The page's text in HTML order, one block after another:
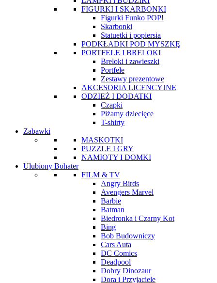
FIGURKI I SKARBONKI
Figurki Funko POP!
Skarbonki
Statuetki i popiersia
PODKŁADKI POD MYSZKĘ
PORTFELE I BRELOKI
Breloki i zawieszki
Portfele
Zestawy prezentowe
AKCESORIA LICENCYJNE
ODZIEŻ I DODATKI
Czapki
Piżamy dziecięce
T-shirty
Zabawki
MASKOTKI
PUZZLE I GRY
NAMIOTY I DOMKI
Ulubiony Bohater
FILM & TV
Angry Birds
Avengers Marvel
Barbie
Batman
Biedronka i Czarny Kot
Bing
Bob Budowniczy
Cars Auta
DC Comics
Deadpool
Dobry Dinozaur
Dora i Przyjaciele